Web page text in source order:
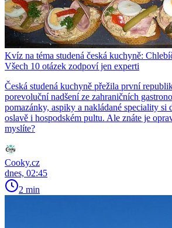
Kvíz na téma studená česká kuchyně:
Všech 10 otázek zodpoví jen experti
Česká studená kuchyně přežila první
porevoluční nadšení ze zahraničních
pomazánky, aspiky a nakládané speciality si
oslavě i hospodském pultu. Ale znáte je
myslíte?
Cooky.cz
dnes, 02:45
2 min